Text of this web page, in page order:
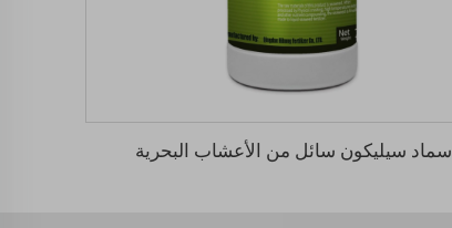
سماد سيليكون سائل من الأعشاب البحرية